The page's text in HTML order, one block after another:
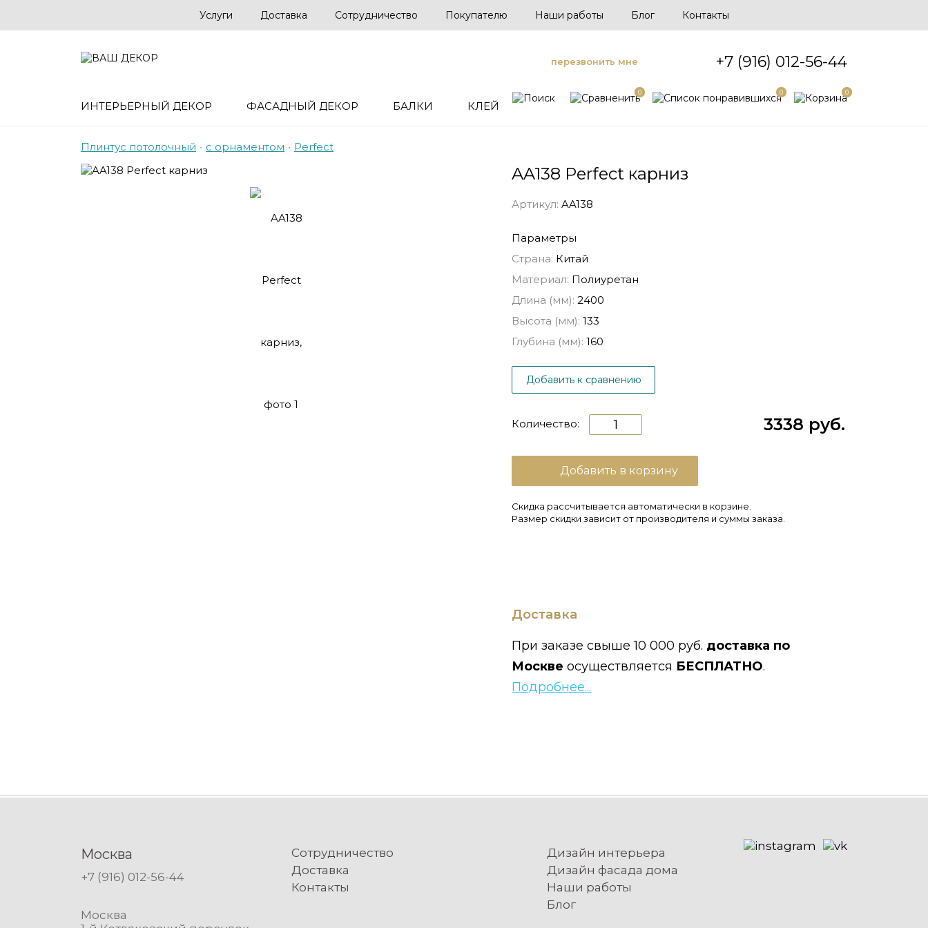
Услуги Доставка Сотрудничество Покупателю Наши работы Блог Контакты
перезвонить мне +7 (916) 012-56-44
ИНТЕРЬЕРНЫЙ ДЕКОР ФАСАДНЫЙ ДЕКОР БАЛКИ КЛЕЙ
0 0 0
Плинтус потолочный • с орнаментом • Perfect
AA138 Perfect карниз
Артикул: AA138
Параметры
Страна: Китай
Материал: Полиуретан
Длина (мм): 2400
Высота (мм): 133
Глубина (мм): 160
Добавить к сравнению
3338 руб.
Количество:
Добавить в корзину
Скидка рассчитывается автоматически в корзине.
Размер скидки зависит от производителя и суммы заказа.
Доставка
При заказе свыше 10 000 руб. доставка по
Москве осуществляется БЕСПЛАТНО.
Подробнее...
Москва
+7 (916) 012-56-44
Москва
Сотрудничество
Доставка
Контакты
Дизайн интерьера
Дизайн фасада дома
Наши работы
Блог